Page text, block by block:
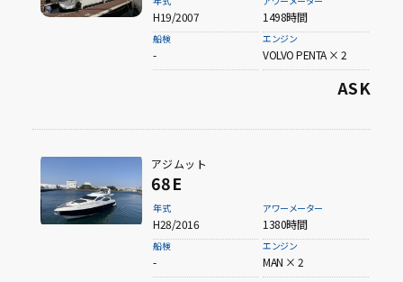
H19/2007 1498時間
船検
-
エンジン
VOLVO PENTA × 2
ASK
アジムット
68E
年式
H28/2016
アワーメーター
1380時間
船検
-
エンジン
MAN × 2